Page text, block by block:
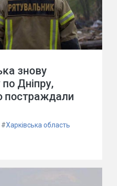
знову
Дніпру,
постраждали
#Харківська область